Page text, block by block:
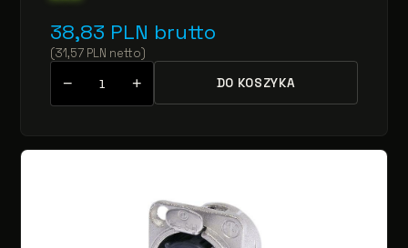
38,83 PLN brutto
(31,57 PLN netto)
− + DO KOSZYKA